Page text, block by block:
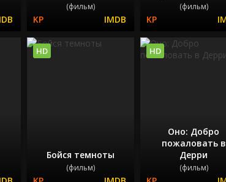
(фильм) (фильм)
Бойся темноты
(фильм)
HD
Оно: Добро
пожаловать в
Дерри
(фильм)
HD